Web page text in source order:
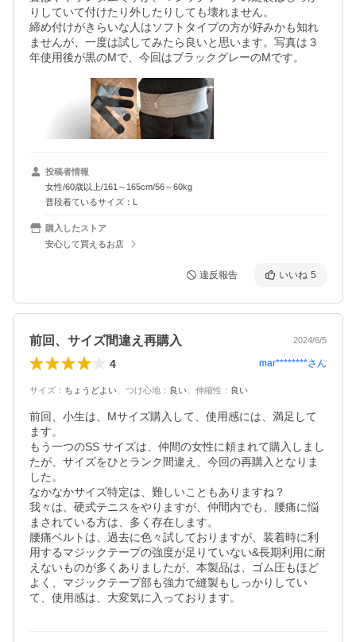
りしていて付けたり外したりしても壊れません。
締め付けがきらいな人はソフトタイプの方が好みかも知れ
ませんが、一度は試してみたら良いと思います。写真は３
年使用後が黒のMで、今回はブラックグレーのMです。
投稿者情報
女性/60歳以上/161～165cm/56～60kg
普段着ているサイズ：L
購入したストア
安心して買えるお店
違反報告 いいね 5
前回、サイズ間違え再購入 2024/6/5
4 mar********さん
サイズ ： ちょうどよい つけ心地 ： 良い 伸縮性 ： 良い
前回、小生は、Mサイズ購入して、使用感には、満足して
ます。
もう一つのSS サイズは、仲間の女性に頼まれて購入しまし
たが、サイズをひとランク間違え、今回の再購入となりま
した。
なかなかサイズ特定は、難しいこともありますね？
我々は、硬式テニスをやりますが、仲間内でも、腰痛に悩
まされている方は、多く存在します。
腰痛ベルトは、過去に色々試しておりますが、装着時に利
用するマジックテープの強度が足りていない&長期利用に耐
えないものが多くありましたが、本製品は、ゴム圧もほど
よく、マジックテープ部も強力で縫製もしっかりしてい
て、使用感は、大変気に入っております。